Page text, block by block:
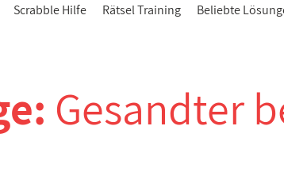
Scrabble Hilfe Rätsel Training Beliebte
Gesandter